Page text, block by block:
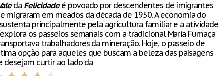
da Felicidadeé povoado por descendentes de imigrantes
migraram em meados da década de 1950. A economia do
principalmente pela agricultura familiar e a atividade
os passeios semanais com a tradicional Maria Fumaça
trabalhadores da mineração. Hoje, o passeio de
opção para aqueles que buscam a beleza das paisagens
desejam curtir ao lado da